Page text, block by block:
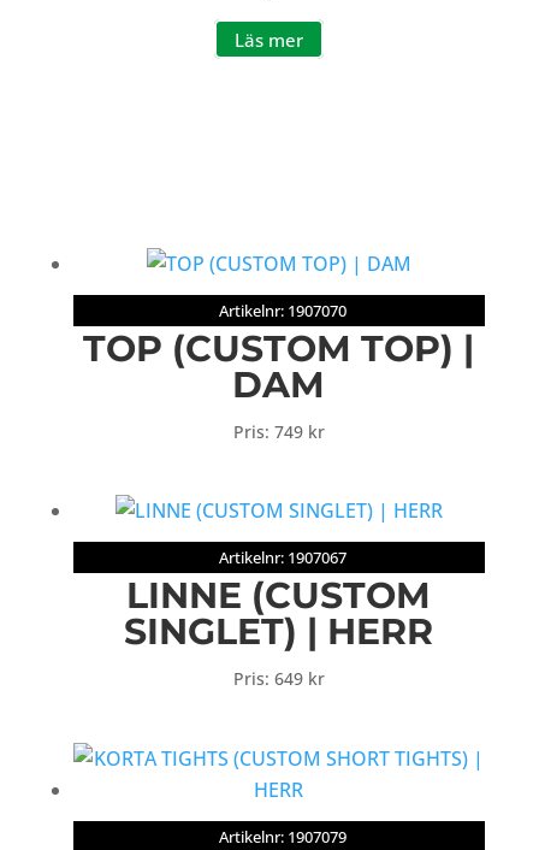
Läs mer
Artikelnr: 1907070
TOP (CUSTOM TOP) |
DAM
Pris: 749 kr
Artikelnr: 1907067
LINNE (CUSTOM
SINGLET) | HERR
Pris: 649 kr
Artikelnr: 1907079